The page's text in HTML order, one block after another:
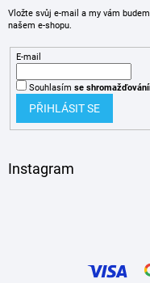
Vložte svůj e-mail a my vám
našem e-shopu.
E-mail
Souhlasím se
PŘIHLÁSIT SE
Instagram